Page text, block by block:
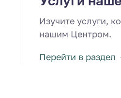
Изучите услуги,
нашим Центром.
Перейти в раздел